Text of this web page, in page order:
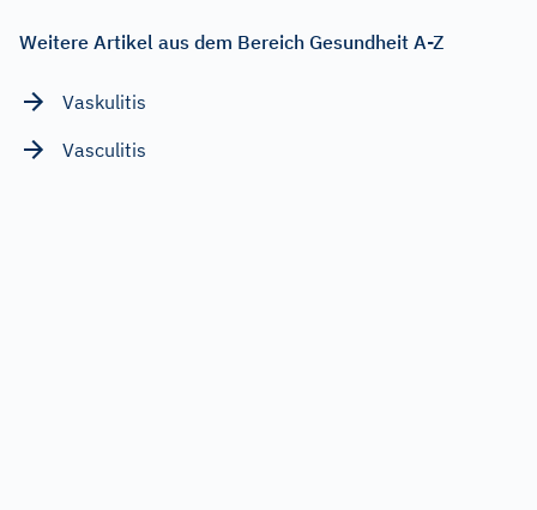
Weitere Artikel aus dem Bereich Gesundheit A-Z
Vaskulitis
Vasculitis